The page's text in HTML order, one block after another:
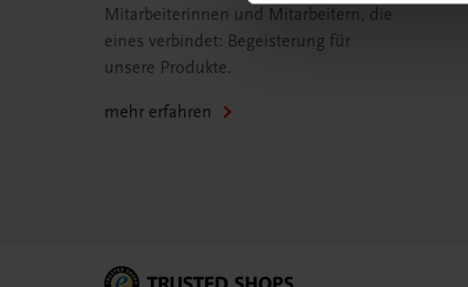
Mitarbeiterinnen und Mitarbeitern, die
eines verbindet: Begeisterung für
unsere Produkte.
mehr erfahren